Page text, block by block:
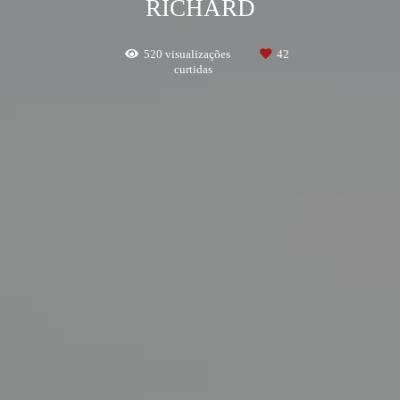
RICHARD
520 visualizações
42
curtidas